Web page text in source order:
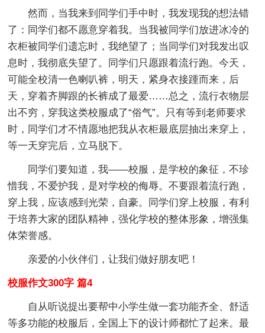
然而，当我来到同学们手中时，我发现我的想法错
了：同学们都不愿意穿着我。当我被同学们放进冰冷的
衣柜被同学们遗忘时，我绝望了；当同学们对我发出叹
息时，我彻底失望了。同学们只愿跟着流行跑。今天，
可能全校清一色喇叭裤，明天，紧身衣接踵而来，后
天，穿着齐脚跟的长裤成了最爱……总之，流行衣物层
出不穷，穿我这类校服成了“俗气”。只有等到老师要求
时，同学们才不情愿地把我从衣柜最底层抽出来穿上，
等一天穿完后，立马脱下。
同学们要知道，我——校服，是学校的象征，不珍
惜我，不爱护我，是对学校的侮辱。不要跟着流行跑，
穿上我，应该感到光荣，自豪。同学们穿上校服，有利
于培养大家的团队精神，强化学校的整体形象，增强集
体荣誉感。
亲爱的小伙伴们，让我们做好朋友吧！
校服作文300字 篇4
自从听说提出要帮中小学生做一套功能齐全、舒适
等多功能的校服后，全国上下的设计师都忙了起来。最